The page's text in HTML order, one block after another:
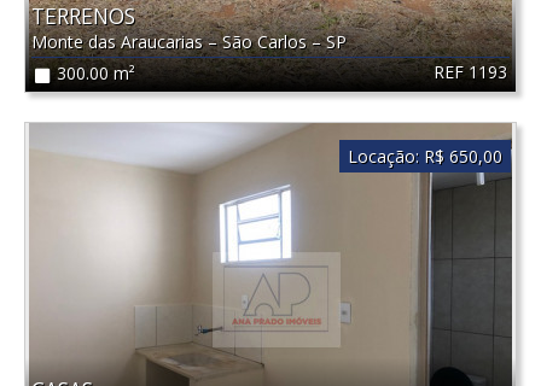
REF 1193
TERRENOS
Monte das Araucarias–São Carlos–SP
300.00 m²
Locação: R$ 650,00